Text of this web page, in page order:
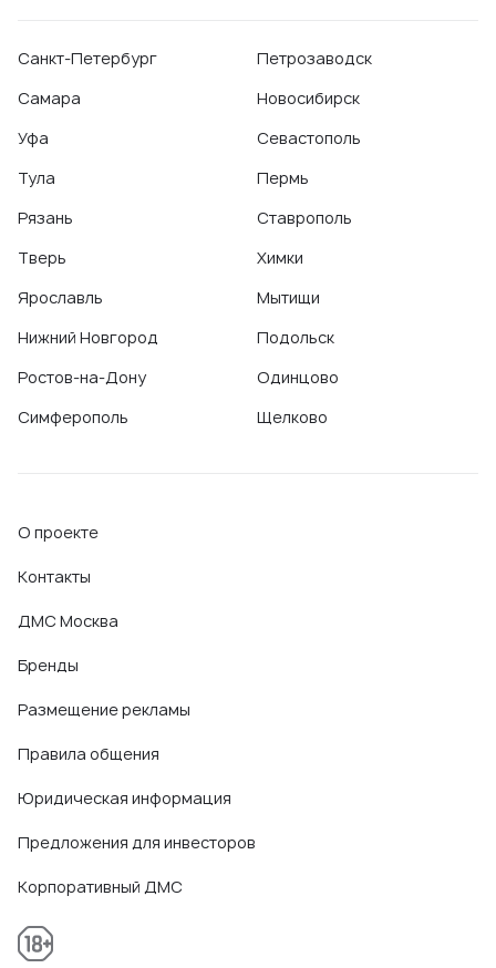
Санкт-Петербург
Самара
Уфа
Тула
Рязань
Тверь
Ярославль
Нижний Новгород
Ростов-на-Дону
Симферополь
Петрозаводск
Новосибирск
Севастополь
Пермь
Ставрополь
Химки
Мытищи
Подольск
Одинцово
Щелково
О проекте
Контакты
ДМС Москва
Бренды
Размещение рекламы
Правила общения
Юридическая информация
Предложения для инвесторов
Корпоративный ДМС